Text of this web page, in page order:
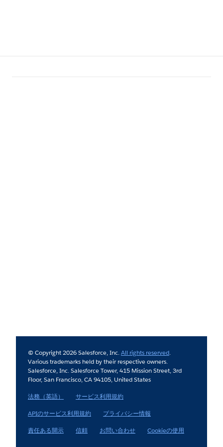
© Copyright 2026 Salesforce, Inc.All rights reserved.
Various trademarks held by their respective owners.
Salesforce, Inc. Salesforce Tower, 415 Mission Street, 3rd
Floor, San Francisco, CA 94105, United States
法務（英語）
サービス利用規約
APIのサービス利用規約
プライバシー情報
責任ある開示
信頼 お問い合わせ Cookieの使用